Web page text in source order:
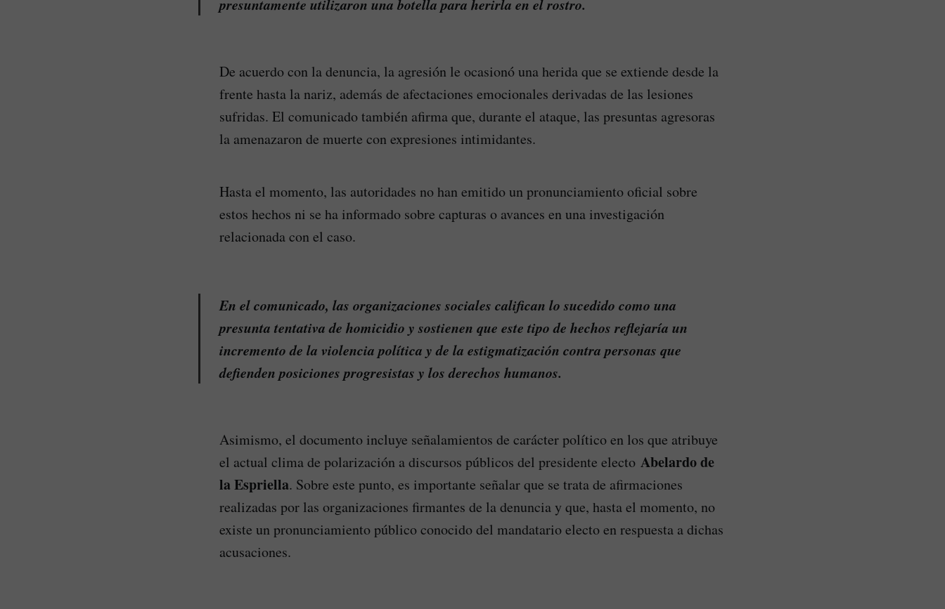
presuntamente utilizaron una botella para herirla en el rostro.
De acuerdo con la denuncia, la agresión le ocasionó una herida que se extiende desde la
frente hasta la nariz, además de afectaciones emocionales derivadas de las lesiones
sufridas. El comunicado también afirma que, durante el ataque, las presuntas agresoras
la amenazaron de muerte con expresiones intimidantes.
Hasta el momento, las autoridades no han emitido un pronunciamiento oficial sobre
estos hechos ni se ha informado sobre capturas o avances en una investigación
relacionada con el caso.
En el comunicado, las organizaciones sociales califican lo sucedido como una
presunta tentativa de homicidio y sostienen que este tipo de hechos reflejaría un
incremento de la violencia política y de la estigmatización contra personas que
defienden posiciones progresistas y los derechos humanos.
Asimismo, el documento incluye señalamientos de carácter político en los que atribuye
el actual clima de polarización a discursos públicos del presidente electo Abelardo de
la Espriella. Sobre este punto, es importante señalar que se trata de afirmaciones
realizadas por las organizaciones firmantes de la denuncia y que, hasta el momento, no
existe un pronunciamiento público conocido del mandatario electo en respuesta a dichas
acusaciones.